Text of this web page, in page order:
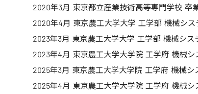
2020年3月 東京都立産業技術高等専門学校 卒
2020年4月 東京農工大学大学 工学部 機械シス
2023年3月 東京農工大学大学 工学部 機械シス
2023年4月 東京農工大学大学院 工学府 機械
2025年3月 東京農工大学大学院 工学府 機械
2025年4月 東京農工大学大学院 工学府 機械